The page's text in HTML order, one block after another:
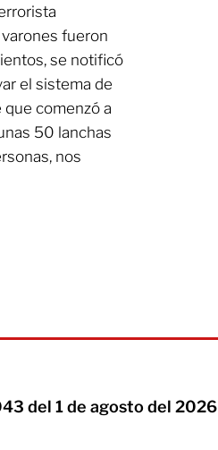
fueron
se notificó
el sistema de
comenzó a
50 lanchas
nos
del 1 de agosto del 2026